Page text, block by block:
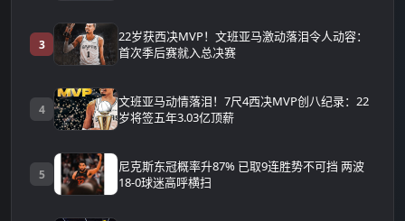
3
22岁获西决MVP！文班亚马激动落泪令人动容：
首次季后赛就入总决赛
4
文班亚马动情落泪！7尺4西决MVP创八纪录：22
岁将签五年3.03亿顶薪
5
尼克斯东冠概率升87% 已取9连胜势不可挡 两波
18-0球迷高呼横扫